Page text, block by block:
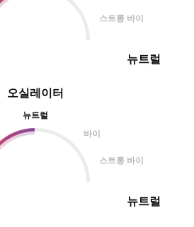
오실레이터
뉴트럴
바이
스트롱 바이
뉴트럴
스트롱 바이
뉴트럴